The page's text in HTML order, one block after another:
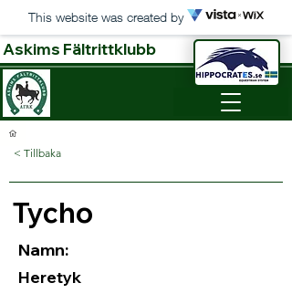
This website was created by
Askims Fältrittklubb
< Tillbaka
Tycho
Namn:
Heretyk